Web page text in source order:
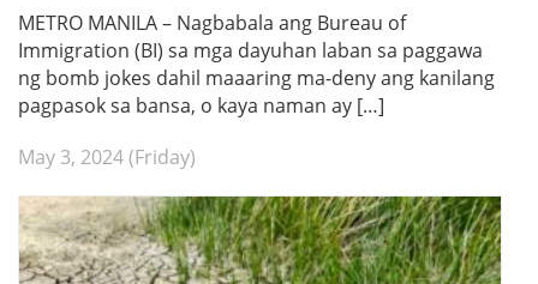
METRO MANILA – Nagbabala ang Bureau of
Immigration (BI) sa mga dayuhan laban sa paggawa
ng bomb jokes dahil maaaring ma-deny ang kanilang
pagpasok sa bansa, o kaya naman ay […]
May 3, 2024 (Friday)